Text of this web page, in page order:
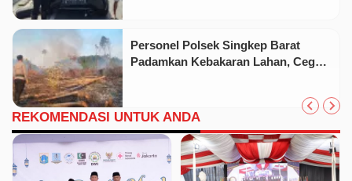
Personel Polsek Singkep Barat
Padamkan Kebakaran Lahan, Cegah
REKOMENDASI UNTUK ANDA